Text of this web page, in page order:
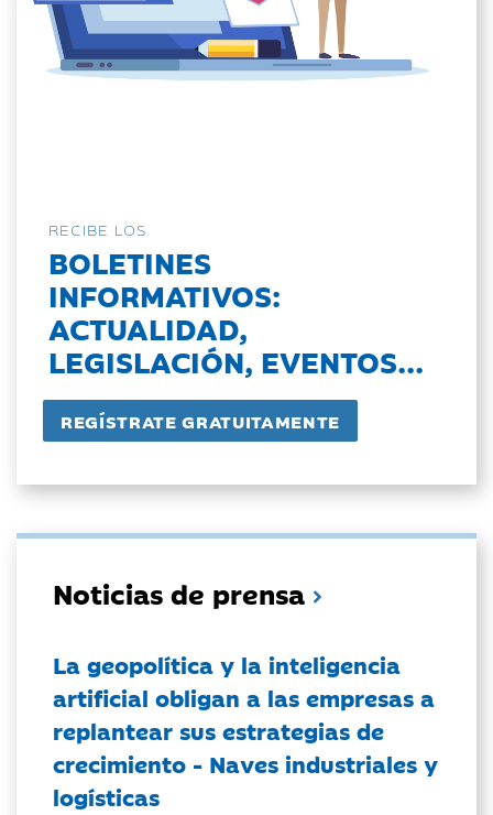
RECIBE LOS
BOLETINES
INFORMATIVOS:
ACTUALIDAD,
LEGISLACIÓN, EVENTOS...
Noticias de prensa
La geopolítica y la inteligencia
artificial obligan a las empresas a
replantear sus estrategias de
crecimiento - Naves industriales y
logísticas